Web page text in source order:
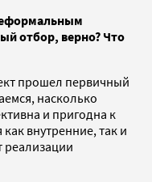
отбор, верно? Что
прошел первичный
насколько
и пригодна к
внутренние, так и